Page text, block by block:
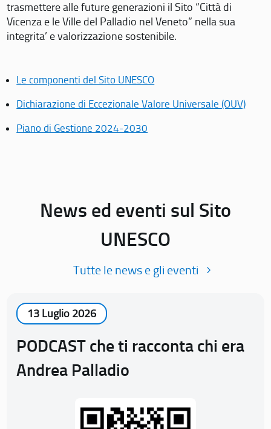
trasmettere alle future generazioni il Sito “Città di
Vicenza e le Ville del Palladio nel Veneto” nella sua
integrita’ e valorizzazione sostenibile.
Le componenti del Sito UNESCO
Dichiarazione di Eccezionale Valore Universale (OUV)
Piano di Gestione 2024-2030
News ed eventi sul Sito
UNESCO
Tutte le news e gli eventi
13 Luglio 2026
PODCAST che ti racconta chi era
Andrea Palladio